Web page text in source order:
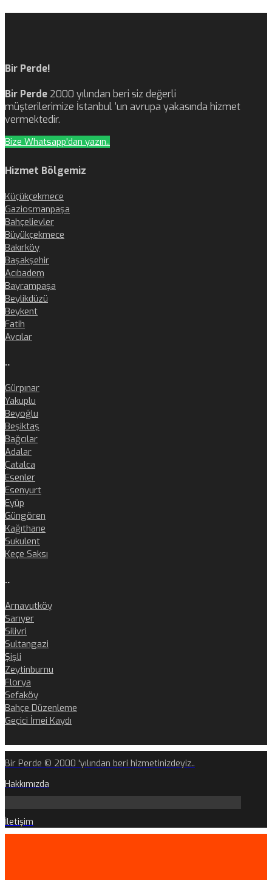
Bir Perde!
Bir Perde 2000 yılından beri siz değerli
müşterilerimize İstanbul ‘un avrupa yakasında hizmet
vermektedir.
Bize Whatsapp'dan yazın..
Hizmet Bölgemiz
Küçükçekmece
Gaziosmanpaşa
Bahçelievler
Büyükçekmece
Bakırköy
Başakşehir
Acıbadem
Bayrampaşa
Beylikdüzü
Beykent
Fatih
Avcılar
..
Gürpınar
Yakuplu
Beyoğlu
Beşiktaş
Bağcılar
Adalar
Çatalca
Esenler
Esenyurt
Eyüp
Güngören
Kağıthane
Sukulent
Keçe Saksı
..
Arnavutköy
Sarıyer
Silivri
Sultangazi
Şişli
Zeytinburnu
Florya
Sefaköy
Bahçe Düzenleme
Geçici İmei Kaydı
Bir Perde © 2000 'yılından beri hizmetinizdeyiz..
Hakkımızda
İletişim